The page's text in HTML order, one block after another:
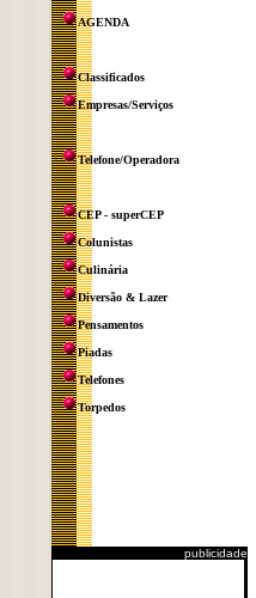
AGENDA
Classificados
Empresas/Serviços
Telefone/Operadora
CEP - superCEP
Colunistas
Culinária
Diversão & Lazer
Pensamentos
Piadas
Telefones
Torpedos
publicidade